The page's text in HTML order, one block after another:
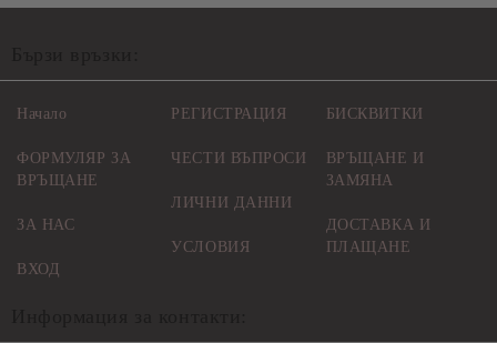
Начало
ФОРМУЛЯР ЗА
ВРЪЩАНЕ
ЗА НАС
ВХОД
РЕГИСТРАЦИЯ
ЧЕСТИ ВЪПРОСИ
ЛИЧНИ ДАННИ
УСЛОВИЯ
БИСКВИТКИ
ВРЪЩАНЕ И
ЗАМЯНА
ДОСТАВКА И
ПЛАЩАНЕ